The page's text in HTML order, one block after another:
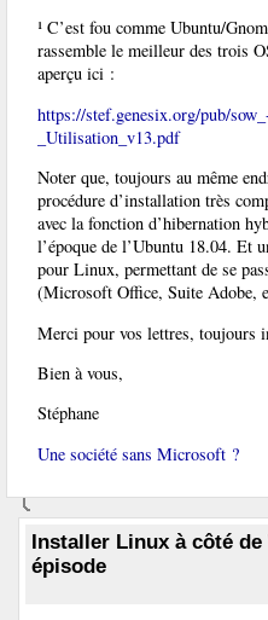
¹ C’est fou comme Ubuntu/
rassemble le meilleur des trois
aperçu ici :
https://stef.genesix.org/pub/
_Utilisation_v13.pdf
Noter que, toujours au même
procédure d’installation très
avec la fonction d’hibernation
l’époque de l’Ubuntu 18.04. Et
pour Linux, permettant de se
(Microsoft Office, Suite Adobe,
Merci pour vos lettres, toujours
Bien à vous,
Stéphane
Une société sans Microsoft ?
Installer Linux à côté
épisode